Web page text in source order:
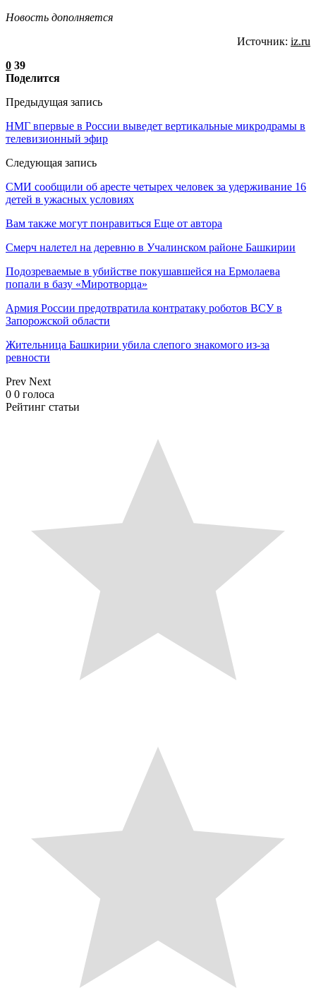
Новость дополняется
Источник: iz.ru
0 39
Поделится
Предыдущая запись
НМГ впервые в России выведет вертикальные микродрамы в
телевизионный эфир
Следующая запись
СМИ сообщили об аресте четырех человек за удерживание 16
детей в ужасных условиях
Вам также могут понравиться Еще от автора
Смерч налетел на деревню в Учалинском районе Башкирии
Подозреваемые в убийстве покушавшейся на Ермолаева
попали в базу «Миротворца»
Армия России предотвратила контратаку роботов ВСУ в
Запорожской области
Жительница Башкирии убила слепого знакомого из-за
ревности
Prev Next
0 0 голоса
Рейтинг статьи